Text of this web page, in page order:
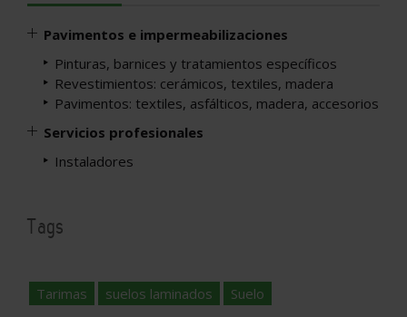
Pavimentos e impermeabilizaciones
Pinturas, barnices y tratamientos específicos
Revestimientos: cerámicos, textiles, madera
Pavimentos: textiles, asfálticos, madera, accesorios
Servicios profesionales
Instaladores
Tags
Tarimas suelos laminados Suelo